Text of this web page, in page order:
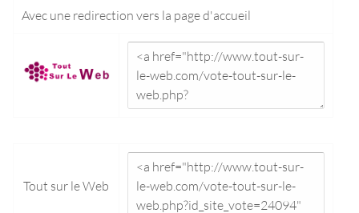
Avec une redirection vers la page d'accueil
Tout sur le Web